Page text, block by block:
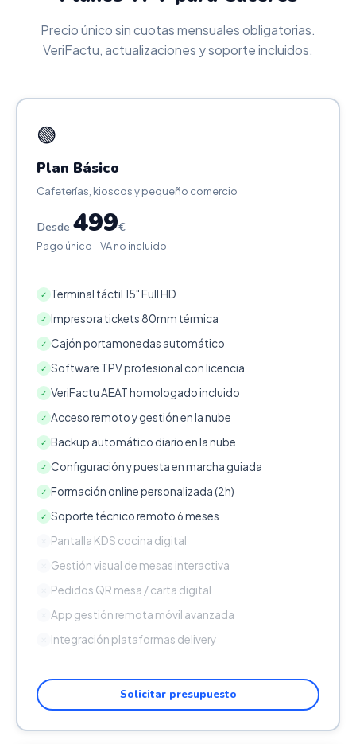
Precio único sin cuotas mensuales obligatorias.
VeriFactu, actualizaciones y soporte incluidos.
🟢
Plan Básico
Cafeterías, kioscos y pequeño comercio
Desde 499€
Pago único · IVA no incluido
✓ Terminal táctil 15" Full HD
✓ Impresora tickets 80mm térmica
✓ Cajón portamonedas automático
✓ Software TPV profesional con licencia
✓ VeriFactu AEAT homologado incluido
✓ Acceso remoto y gestión en la nube
✓ Backup automático diario en la nube
✓ Configuración y puesta en marcha guiada
✓ Formación online personalizada (2h)
✓ Soporte técnico remoto 6 meses
Pantalla KDS cocina digital
Gestión visual de mesas interactiva
Pedidos QR mesa / carta digital
App gestión remota móvil avanzada
Integración plataformas delivery
Solicitar presupuesto